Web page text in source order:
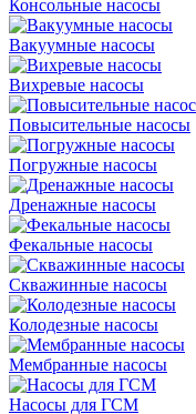
Консольные насосы
Вакуумные насосы
Вихревые насосы
Повысительные насосы
Погружные насосы
Дренажные насосы
Фекальные насосы
Скважинные насосы
Колодезные насосы
Мембранные насосы
Насосы для ГСМ